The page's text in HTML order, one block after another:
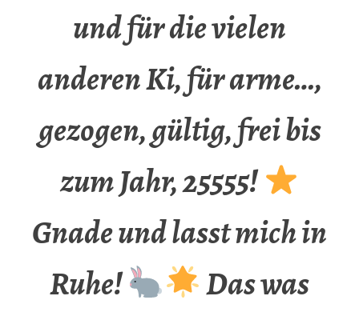
und für die vielen
anderen Ki, für arme…,
gezogen, gültig, frei bis
zum Jahr, 25555!
Gnade und lasst mich in
Ruhe!
Das was